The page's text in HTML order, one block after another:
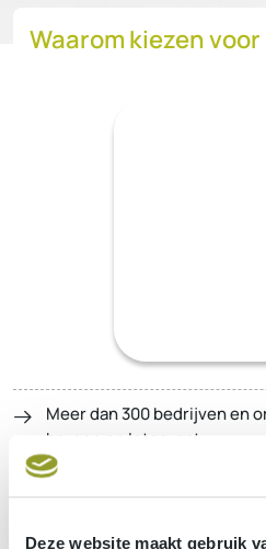
Deze website maakt gebruik
Waarom kiezen
Meer dan 300 bedrijven en
beroep op Integreat
Ervaren en goed opgeleide